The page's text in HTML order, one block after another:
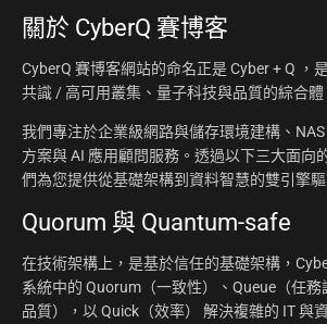
關於 CyberQ 賽博客
CyberQ 賽博客網站的命名正是 Cyber + Q ，
共識 / 高可用叢集、量子科技與品質的綜合體
我們專注於企業級網路與儲存環境建構、
方案與 AI 應用顧問服務。透過以下三大面向
們為您提供從基礎架構到資料智慧的雙引擎驅
Quorum 與 Quantum-safe
在技術架構上，是基於信任的基礎架構，
系統中的 Quorum（一致性）、Queue（任務
品質），以 Quick（效率） 解決複雜的 IT 與